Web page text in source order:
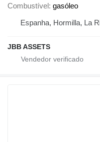
Combustível gasóleo
Espanha, Hormilla, La
JBB ASSETS